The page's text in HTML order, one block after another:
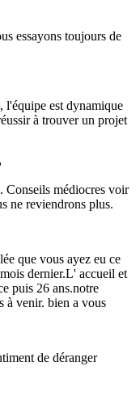
essayons toujours de
l'équipe est dynamique
à trouver un projet
Conseils médiocres voir
ne reviendrons plus.
que vous ayez eu ce
dernier.L' accueil et
puis 26 ans.notre
à venir. bien a vous
de déranger